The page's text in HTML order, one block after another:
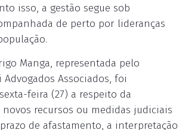
isso, a gestão segue sob
de perto por lideranças
Manga, representada pelo
Associados, foi
feira (27) a respeito da
recursos ou medidas judiciais
de afastamento, a interpretação